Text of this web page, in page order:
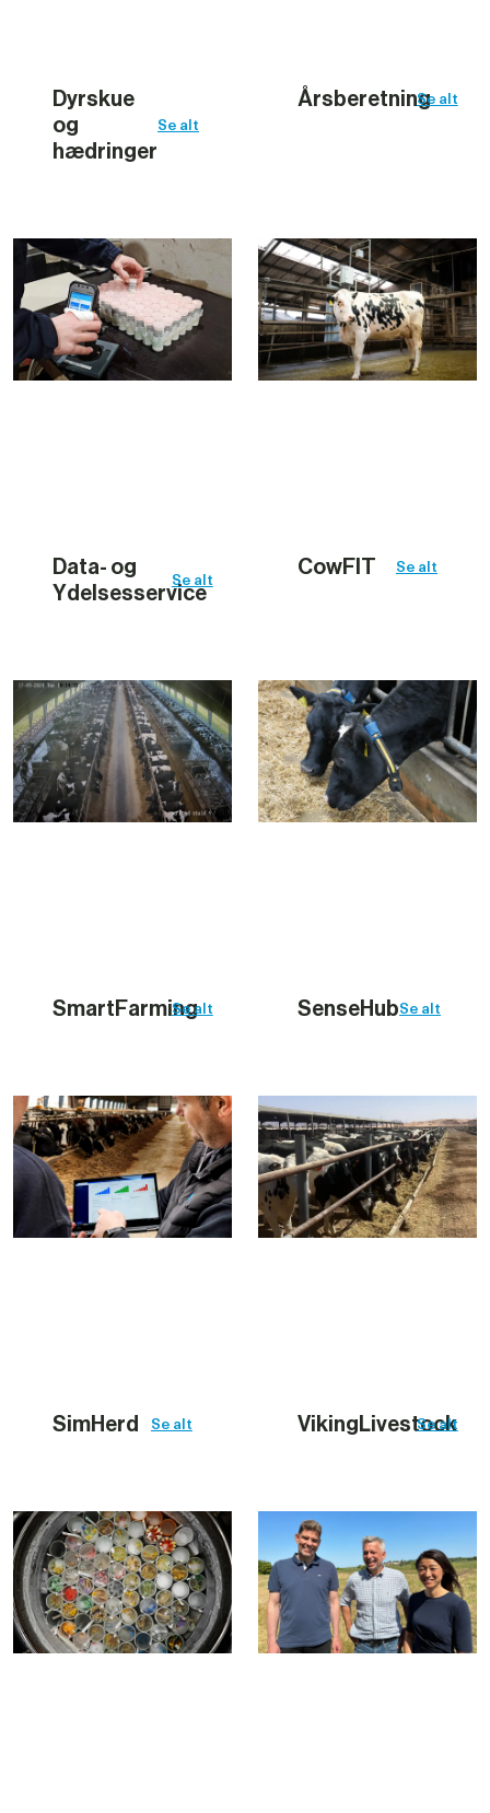
Dyrskue
og
hædringer
Se alt
ÅrsberetningSe alt
Data- og
Ydelsesservice
Se alt CowFIT Se alt
SmartFarming
Se alt SenseHubSe alt
SimHerd Se alt VikingLivestock
Se alt